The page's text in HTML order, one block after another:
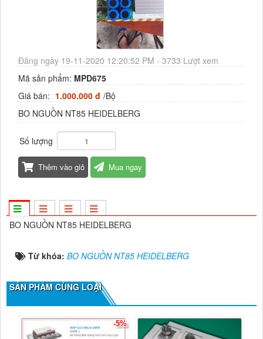
Đăng ngày 19-11-2020 12:20:52 PM - 3733 Lượt xem
Mã sản phẩm: MPD675
Giá bán: 1.000.000 đ /Bộ
BO NGUỒN NT85 HEIDELBERG
Số lượng
Thêm vào giỏ Mua ngay
BO NGUỒN NT85 HEIDELBERG
Từ khóa: BO NGUỒN NT85 HEIDELBERG
SẢN PHẨM CÙNG LOẠI
-5%